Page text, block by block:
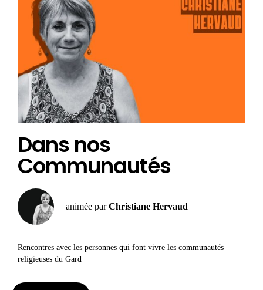
Dans nos
Communautés
animée parChristiane Hervaud
Rencontres avec les personnes qui font vivre les communautés
religieuses du Gard